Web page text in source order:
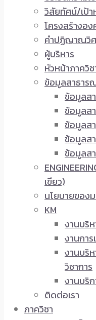
วิสัยทัศน์/เป้
โครงสร้างอ
คำปฏิญาณวิ
ผู้บริหาร
หัวหน้าภาควิช
ข้อมูลสาธาร
ข้อมูลส
ข้อมูลส
ข้อมูลส
ข้อมูลส
ข้อมูลส
เขียว)
นโยบายของ
KM
งานบริ
งานกา
งานบริ
วิชาการ
งานบริ
ติดต่อเรา
ภาควิชา